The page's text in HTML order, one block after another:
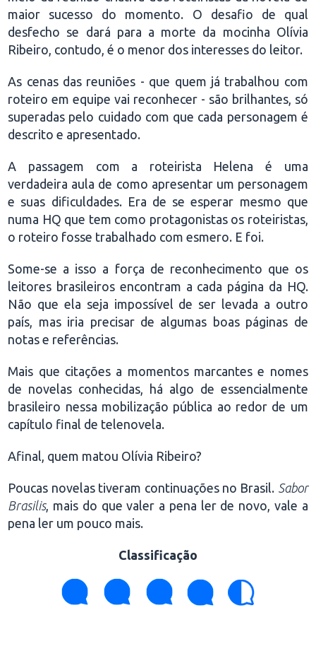
maior sucesso do momento. O desafio de qual
desfecho se dará para a morte da mocinha Olívia
Ribeiro, contudo, é o menor dos interesses do leitor.
As cenas das reuniões - que quem já trabalhou com
roteiro em equipe vai reconhecer - são brilhantes, só
superadas pelo cuidado com que cada personagem é
descrito e apresentado.
A passagem com a roteirista Helena é uma
verdadeira aula de como apresentar um personagem
e suas dificuldades. Era de se esperar mesmo que
numa HQ que tem como protagonistas os roteiristas,
o roteiro fosse trabalhado com esmero. E foi.
Some-se a isso a força de reconhecimento que os
leitores brasileiros encontram a cada página da HQ.
Não que ela seja impossível de ser levada a outro
país, mas iria precisar de algumas boas páginas de
notas e referências.
Mais que citações a momentos marcantes e nomes
de novelas conhecidas, há algo de essencialmente
brasileiro nessa mobilização pública ao redor de um
capítulo final de telenovela.
Afinal, quem matou Olívia Ribeiro?
Poucas novelas tiveram continuações no Brasil. Sabor
Brasilis, mais do que valer a pena ler de novo, vale a
pena ler um pouco mais.
Classificação